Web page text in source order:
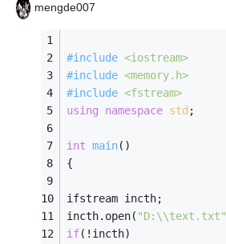
mengde007
#include <iostream>
#include <memory.h>
#include <fstream>
using
namespace std ;
int main()
{
ifstream incth;
incth.open( "D:\\text.txt"
if(!incth)